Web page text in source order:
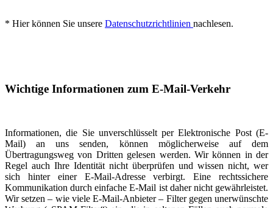
* Hier können Sie unsere Datenschutzrichtlinien nachlesen.
Wichtige Informationen zum E-Mail-Verkehr
Informationen, die Sie unverschlüsselt per Elektronische Post (E-
Mail) an uns senden, können möglicherweise auf dem
Übertragungsweg von Dritten gelesen werden. Wir können in der
Regel auch Ihre Identität nicht überprüfen und wissen nicht, wer
sich hinter einer E-Mail-Adresse verbirgt. Eine rechtssichere
Kommunikation durch einfache E-Mail ist daher nicht gewährleistet.
Wir setzen – wie viele E-Mail-Anbieter – Filter gegen unerwünschte